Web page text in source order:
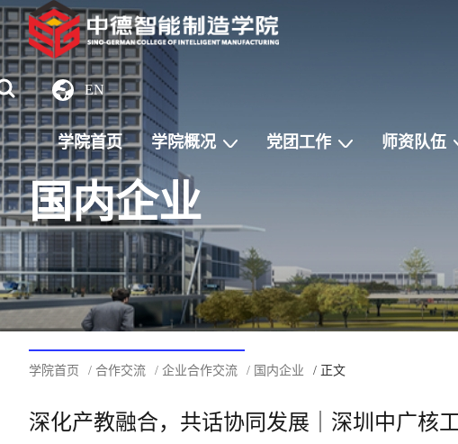
EN
学院首页 学院概况 党团工作 师资队伍
国内企业
学院首页 / 合作交流 / 企业合作交流 / 国内企业 / 正文
深化产教融合，共话协同发展｜深圳中广核